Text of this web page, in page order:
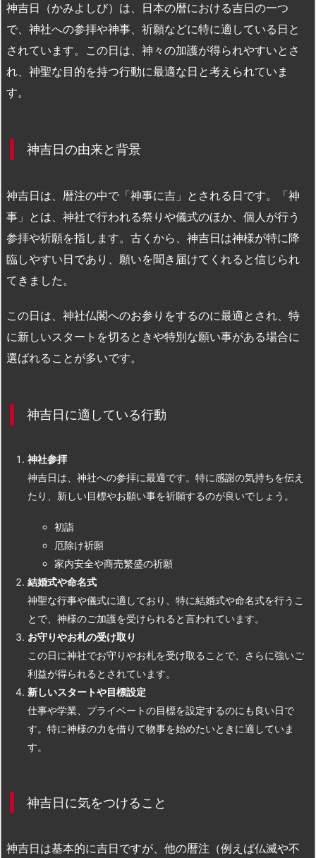
神吉日（かみよしび）は、日本の暦における吉日の一つ
で、神社への参拝や神事、祈願などに特に適している日と
されています。この日は、神々の加護が得られやすいとさ
れ、神聖な目的を持つ行動に最適な日と考えられていま
す。
神吉日の由来と背景
神吉日は、暦注の中で「神事に吉」とされる日です。「神
事」とは、神社で行われる祭りや儀式のほか、個人が行う
参拝や祈願を指します。古くから、神吉日は神様が特に降
臨しやすい日であり、願いを聞き届けてくれると信じられ
てきました。
この日は、神社仏閣へのお参りをするのに最適とされ、特
に新しいスタートを切るときや特別な願い事がある場合に
選ばれることが多いです。
神吉日に適している行動
神社参拝
神吉日は、神社への参拝に最適です。特に感謝の気持ちを伝え
たり、新しい目標やお願い事を祈願するのが良いでしょう。
初詣
厄除け祈願
家内安全や商売繁盛の祈願
結婚式や命名式
神聖な行事や儀式に適しており、特に結婚式や命名式を行うこ
とで、神様のご加護を受けられると言われています。
お守りやお札の受け取り
この日に神社でお守りやお札を受け取ることで、さらに強いご
利益が得られるとされています。
新しいスタートや目標設定
仕事や学業、プライベートの目標を設定するのにも良い日で
す。特に神様の力を借りて物事を始めたいときに適していま
す。
神吉日に気をつけること
神吉日は基本的に吉日ですが、他の暦注（例えば仏滅や不